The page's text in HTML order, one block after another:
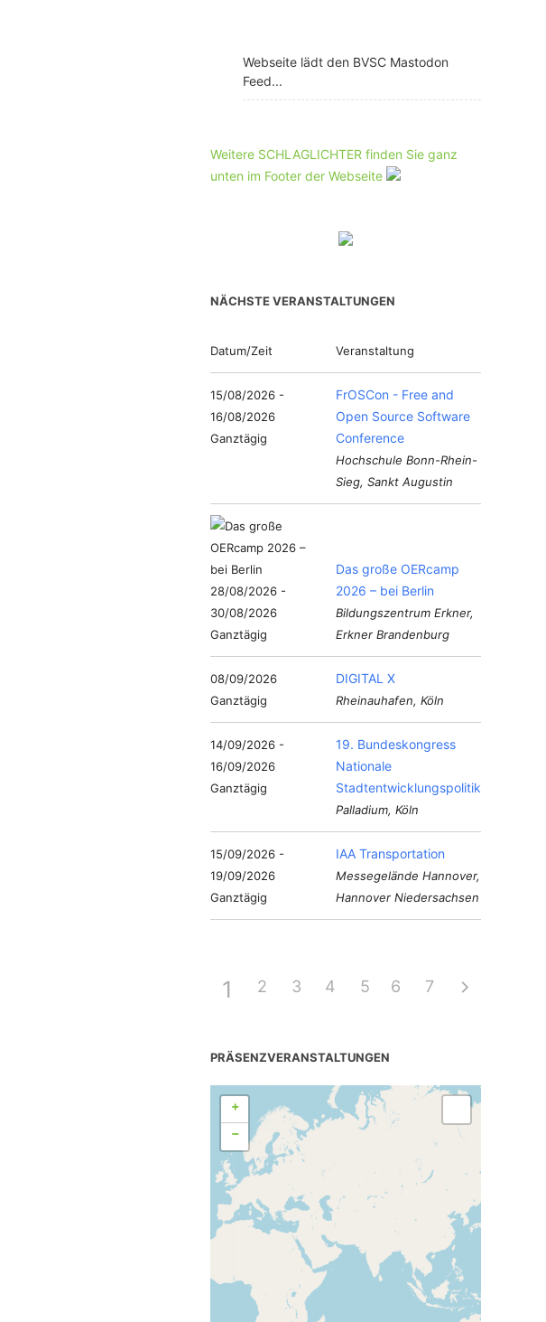
Webseite lädt den BVSC Mastodon
Feed...
Weitere SCHLAGLICHTER finden Sie ganz
unten im Footer der Webseite
NÄCHSTE VERANSTALTUNGEN
Datum/Zeit Veranstaltung
15/08/2026 -
16/08/2026
Ganztägig
FrOSCon - Free and
Open Source Software
Conference
Hochschule Bonn-Rhein-
Sieg, Sankt Augustin
28/08/2026 -
30/08/2026
Ganztägig
Das große OERcamp
2026 – bei Berlin
Bildungszentrum Erkner,
Erkner Brandenburg
08/09/2026
Ganztägig
DIGITAL X
Rheinauhafen, Köln
14/09/2026 -
16/09/2026
Ganztägig
19. Bundeskongress
Nationale
Stadtentwicklungspolitik
Palladium, Köln
15/09/2026 -
19/09/2026
Ganztägig
IAA Transportation
Messegelände Hannover,
Hannover Niedersachsen
1 2 3 4 5 6 7
PRÄSENZVERANSTALTUNGEN
+
−